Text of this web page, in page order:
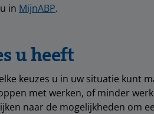
in MijnABP.
u heeft
keuzes u in uw situatie kunt
met werken, of minder
naar de mogelijkheden om